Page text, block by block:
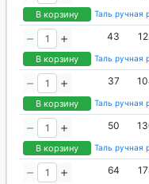
В корзину Таль ручная
В корзину
43
Таль ручная
В корзину
37
Таль ручная
В корзину
50
Таль ручная
64